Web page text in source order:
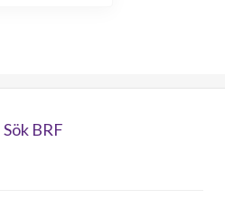
Sök BRF